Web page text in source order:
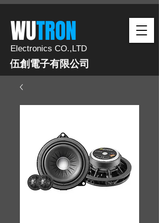
​WUTRON​​
Electronics CO.,LTD
伍創電子有限公司